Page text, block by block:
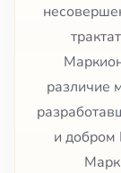
различие
и добром